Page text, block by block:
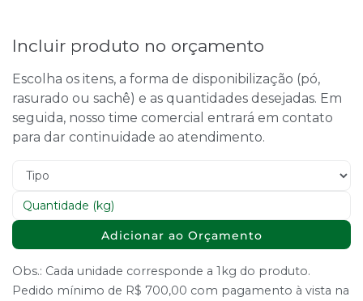
Incluir produto no orçamento
Escolha os itens, a forma de disponibilização (pó,
rasurado ou sachê) e as quantidades desejadas. Em
seguida, nosso time comercial entrará em contato
para dar continuidade ao atendimento.
Adicionar ao Orçamento
Obs.: Cada unidade corresponde a 1kg do produto.
Pedido mínimo de R$ 700,00 com pagamento à vista na